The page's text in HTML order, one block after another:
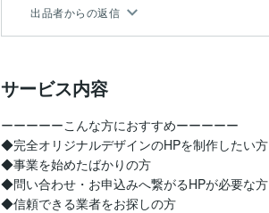
出品者からの返信
サービス内容
ーーーーーこんな方におすすめーーーーー
◆完全オリジナルデザインのHPを制作したい方
◆事業を始めたばかりの方
◆問い合わせ・お申込みへ繋がるHPが必要な方
◆信頼できる業者をお探しの方